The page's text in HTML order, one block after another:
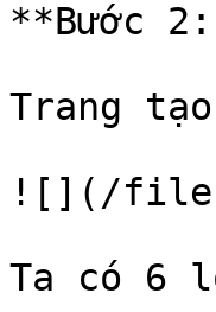
**Bước
Trang
![](/files/
Ta có 6